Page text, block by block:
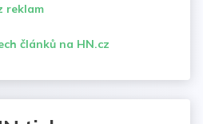
reklam
článků na HN.cz